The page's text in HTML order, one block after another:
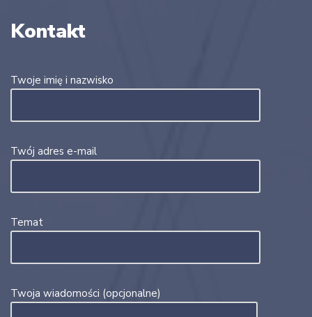
Kontakt
Twoje imię i nazwisko
Twój adres e-mail
Temat
Twoja wiadomości (opcjonalne)